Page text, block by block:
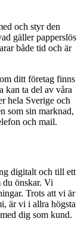
och styr den
gäller papperslös
både tid och är
ditt företag finns
kan ta del av våra
hela Sverige och
som sin marknad,
och mail.
digitalt och till ett
önskar. Vi
Trots att vi är
är vi i allra högsta
dig som kund.